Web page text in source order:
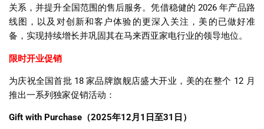
关系，并提升全国范围的售后服务。凭借稳健的 2026 年产品路
线图，以及对创新和客户体验的更深入关注，美的已做好准
备，实现持续增长并巩固其在马来西亚家电行业的领导地位。
限时开业促销
为庆祝全国首批 18 家品牌旗舰店盛大开业，美的在整个 12 月
推出一系列独家促销活动：
Gift with Purchase （2025年12月 1 日至31 日）